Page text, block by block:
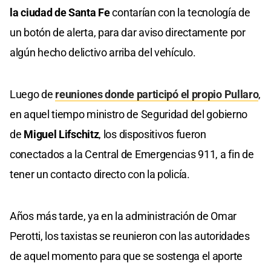
la ciudad de Santa Fecontarían con la tecnología de
un botón de alerta, para dar aviso directamente por
algún hecho delictivo arriba del vehículo.
Luego de reuniones donde participó el propio Pullaro,
en aquel tiempo ministro de Seguridad del gobierno
de Miguel Lifschitz, los dispositivos fueron
conectados a la Central de Emergencias 911, a fin de
tener un contacto directo con la policía.
Años más tarde, ya en la administración de Omar
Perotti, los taxistas se reunieron con las autoridades
de aquel momento para que se sostenga el aporte